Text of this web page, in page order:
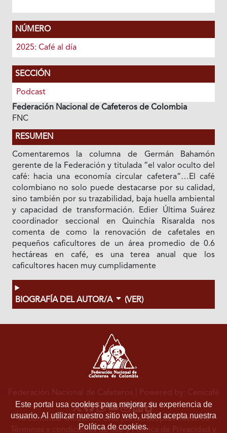
NÚMERO
2025: Café al día
SECCIÓN
Podcast
Federación Nacional de Cafeteros de Colombia
FNC
RESUMEN
Comentaremos la columna de Germán Bahamón
gerente de la Federación y titulada ”el valor oculto del
café: hacia una economía circular cafetera”…El café
colombiano no solo puede destacarse por su calidad,
sino también por su trazabilidad, baja huella ambiental
y capacidad de transformación. Edier Última Suárez
coordinador seccional en Quinchía Risaralda nos
comenta de como la renovación de cafetales en
pequeños caficultores de un área promedio de 0.6
hectáreas en café, es una terea anual que los
caficultores hacen muy cumplidamente
BIOGRAFÍA DEL AUTOR/A (VER)
Este portal usa cookies para mejorar su experiencia de
usuario. Al utilizar nuestro sitio web, usted acepta nuestra
Política de cookies.
Federación Nacional de Cafeteros | Powered by: Cenicafé
Al continuar utilizando este portal, aceptas nuestros
Términos y condiciones de usoyPolítica de Privacidad y